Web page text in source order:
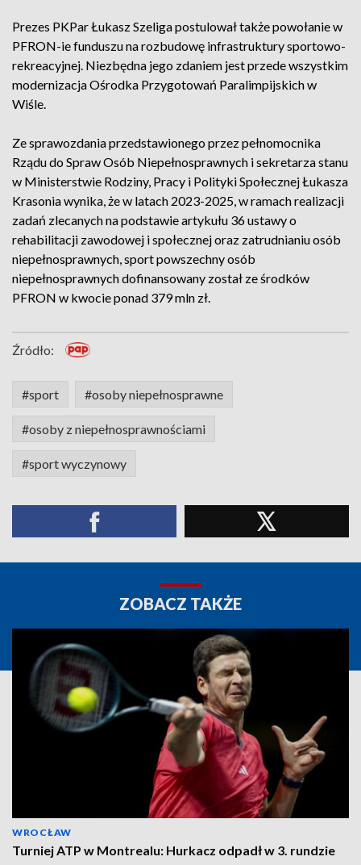
Prezes PKPar Łukasz Szeliga postulował także powołanie w
PFRON-ie funduszu na rozbudowę infrastruktury sportowo-
rekreacyjnej. Niezbędna jego zdaniem jest przede wszystkim
modernizacja Ośrodka Przygotowań Paralimpijskich w
Wiśle.
Ze sprawozdania przedstawionego przez pełnomocnika
Rządu do Spraw Osób Niepełnosprawnych i sekretarza stanu
w Ministerstwie Rodziny, Pracy i Polityki Społecznej Łukasza
Krasonia wynika, że w latach 2023-2025, w ramach realizacji
zadań zlecanych na podstawie artykułu 36 ustawy o
rehabilitacji zawodowej i społecznej oraz zatrudnianiu osób
niepełnosprawnych, sport powszechny osób
niepełnosprawnych dofinansowany został ze środków
PFRON w kwocie ponad 379 mln zł.
Źródło:
#sport #osoby niepełnosprawne
#osoby z niepełnosprawnościami
#sport wyczynowy
ZOBACZ TAKŻE
WROCŁAW
Turniej ATP w Montrealu: Hurkacz odpadł w 3. rundzie